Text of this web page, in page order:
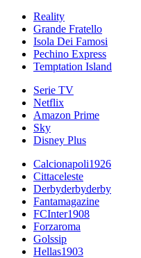
Reality
Grande Fratello
Isola Dei Famosi
Pechino Express
Temptation Island
Serie TV
Netflix
Amazon Prime
Sky
Disney Plus
Calcionapoli1926
Cittaceleste
Derbyderbyderby
Fantamagazine
FCInter1908
Forzaroma
Golssip
Hellas1903